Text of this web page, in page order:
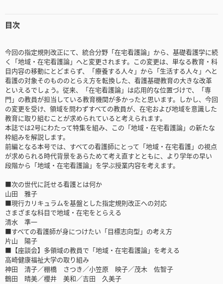
目次
今回の指定規則改正にて、統合分野「在宅看護論」から、基礎看護学に続
く「地域・在宅看護論」へと変更されます。この変更は、単なる教育・科
目内容の移動にとどまらず、「療養する人々」から「生活する人々」へと
看護の対象そのもののとらえ方を転換した、看護基礎教育の大きな改革
といえるでしょう。従来、「在宅看護論」は応用的な位置づけで、「専
門」の教員が担当している教育機関が多かったと思います。しかし、今回
の変更を受け、領域を問わずすべての教員が、在宅および地域を意識した
教育に取り組むことが求められていると考えられます。
本誌では2号にわたって特集を組み、この「地域・在宅看護論」の新たな
枠組みを解説します。
前編となる本号では、すべての看護師にとって「地域・在宅看護」の視点
が求められる時代背景をあらためて考え直すとともに、より学年の早い
段階から「地域・在宅看護論」を学ぶ授業内容を考えます。
■次の世代に託せる看護とは何か
山田 雅子
■現行カリキュラムを基盤とした指定規則改正への対応
さまざまな科目で地域・在宅をとらえる
清水 準一
■すべての看護師が身につけたい「目標志向型」の考え方
片山 陽子
■【座談会】多領域の教員で「地域・在宅看護論」を考える
高崎健康福祉大学の取り組み
神田 清子／棚橋 さつき／小笠原 映子／茂木 佐智子
鶴田 晴美／櫻井 美和／吉田 久美子